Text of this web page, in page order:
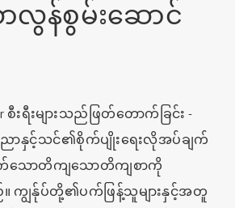
န်စွမ်းဆောင်
စီးရီးများသည်ဖြတ်တောက်ခြင်း -
ညာနှင့်သင်၏စိုက်ပျိုးရေးလိုအပ်ချက်
သောတိကျသောတိကျစာကို
ကျွန်ုပ်တို့၏ပက်ဖြန့်သူများနှင့်အတူ